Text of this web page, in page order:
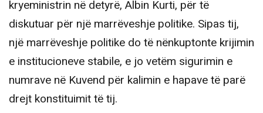
kryeministrin në detyrë, Albin Kurti, për të
diskutuar për një marrëveshje politike. Sipas tij,
një marrëveshje politike do të nënkuptonte krijimin
e institucioneve stabile, e jo vetëm sigurimin e
numrave në Kuvend për kalimin e hapave të parë
drejt konstituimit të tij.